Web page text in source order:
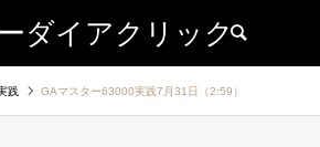
ダイアクリック
践 GAマスター63000実践7月31日（2:59）